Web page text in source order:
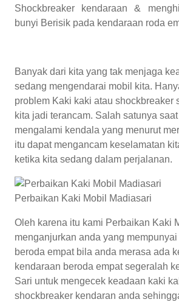
Shockbreaker kendaraan &
bunyi Berisik pada kendaraan roda
Banyak dari kita yang tak menjaga
sedang mengendarai mobil kita.
problem Kaki kaki atau shockbreaker
kita jadi terancam. Salah satunya
mengalami kendala yang menurut
itu dapat mengancam keselamatan
ketika kita sedang dalam perjalanan.
Perbaikan Kaki Mobil Madiasari
Oleh karena itu kami Perbaikan Kaki
menganjurkan anda yang
beroda empat bila anda merasa ada
kendaraan beroda empat segeralah
Sari untuk mengecek keadaan kaki
shockbreaker kendaran anda